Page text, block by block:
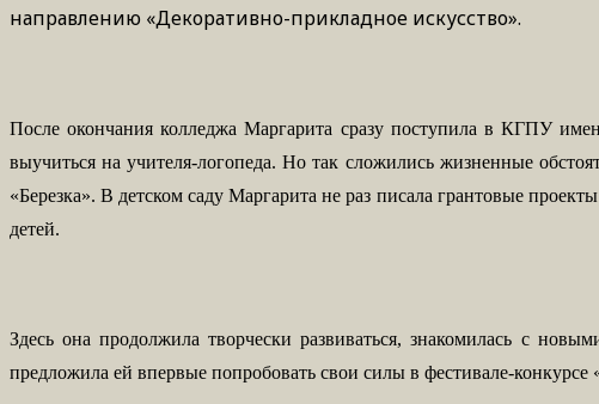
направлению «Декоративно-прикладное искусство».
После окончания колледжа Маргарита сразу поступила в КГПУ
выучиться на учителя-логопеда. Но так сложились жизненные
«Березка». В детском саду Маргарита не раз писала грантовые
детей.
Здесь она продолжила творчески развиваться, знакомилась с
предложила ей впервые попробовать свои силы в фестивале-